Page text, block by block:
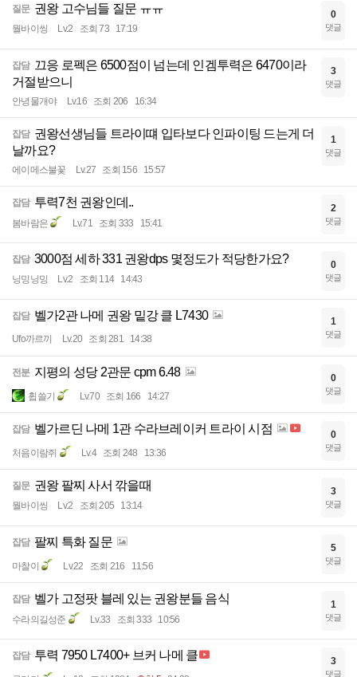
질문 권왕 고수님들 질문 ㅠㅠ
뭘바이씽 Lv.2 조회 73 17:19
0
댓글
잡담 끄응 로펙은 6500점이 넘는데 인겜투력은 6470이라
거절받으니
안녕물개야 Lv.16 조회 206 16:34
3
댓글
잡담 권왕선생님들 트라이떄 입타보다 인파이팅 드는게 더
날까요?
에이메스불꽃 Lv.27 조회 156 15:57
1
댓글
잡담 투력7천 권왕인데..
봄바람은 Lv.71 조회 333 15:41
2
댓글
잡담 3000점 세하 331 권왕dps 몇정도가 적당한가요?
닝밍닝밍 Lv.2 조회 114 14:43
0
댓글
잡담 벨가2관 나메 권왕 밑강 클 L7430
Ufo까르끼 Lv.20 조회 281 14:38
1
댓글
전분 지평의 성당 2관문 cpm 6.48
휩쓸기 Lv.70 조회 166 14:27
0
댓글
잡담 벨가르딘 나메 1관 수라브레이커 트라이 시점
처음이람쥐 Lv.4 조회 248 13:36
0
댓글
질문 권왕 팔찌 사서 깎을때
뭘바이씽 Lv.2 조회 205 13:14
3
댓글
잡담 팔찌 특화 질문
마찰이 Lv.22 조회 216 11:56
5
댓글
잡담 벨가 고정팟 블레 있는 권왕분들 음식
수라의길성준 Lv.33 조회 333 10:56
1
댓글
잡담 투력 7950 L7400+ 브커 나메 클 3
댓글